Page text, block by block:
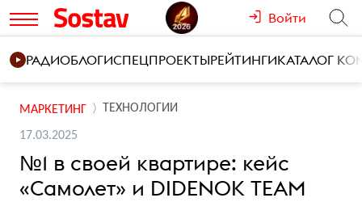
Войти
РАДИОБЛОГИСПЕЦПРОЕКТЫРЕЙТИНГИКАТАЛОГ
МАРКЕТИНГ ТЕХНОЛОГИИ
17.03.2025
№1 в своей квартире: кейс
«Самолет» и DIDENOK TEAM